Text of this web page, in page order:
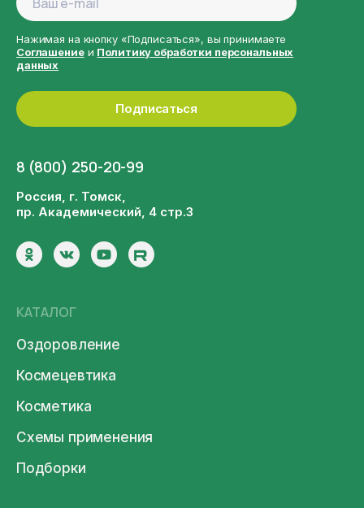
8 (800) 250-20-99
Россия, г. Томск,
пр. Академический, 4 стр.3
КАТАЛОГ
Оздоровление
Космецевтика
Косметика
Схемы применения
Подборки
Подписаться
Нажимая на кнопку «Подписаться», вы принимаете
Соглашениеи Политику обработки персональных
данных